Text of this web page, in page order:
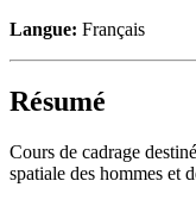
Langue: Français
Résumé
Cours de cadrage
spatiale des hommes et